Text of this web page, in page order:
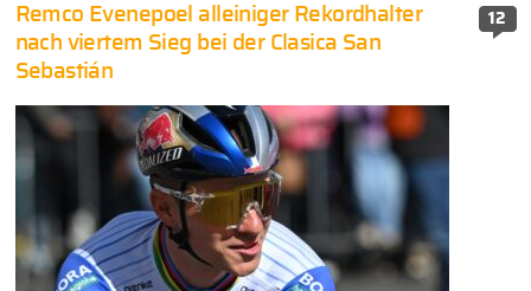
12
Remco Evenepoel alleiniger Rekordhalter
nach viertem Sieg bei der Clasica San
Sebastián